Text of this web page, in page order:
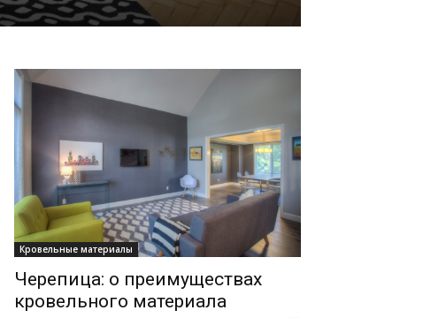
Кровельные материалы
Черепица: о преимуществах
кровельного материала